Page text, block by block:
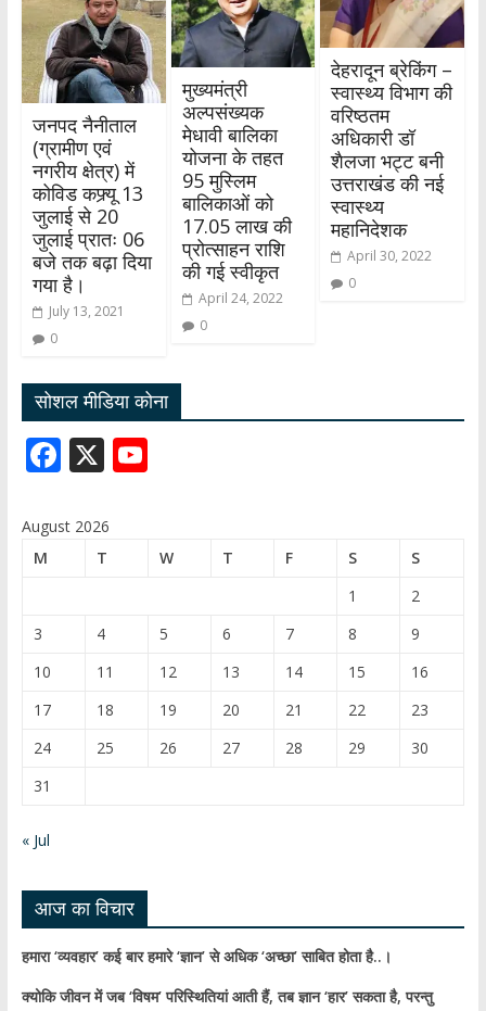
जनपद नैनीताल
(ग्रामीण एवं
नगरीय क्षेत्र) में
कोविड कफ्र्यू 13
जुलाई से 20
जुलाई प्रातः 06
बजे तक बढ़ा दिया
गया है।
July 13, 2021
0
मुख्यमंत्री
अल्पसंख्यक
मेधावी बालिका
योजना के तहत
95 मुस्लिम
बालिकाओं को
17.05 लाख की
प्रोत्साहन राशि
की गई स्वीकृत
April 24, 2022
0
देहरादून ब्रेकिंग –
स्वास्थ्य विभाग की
वरिष्ठतम
अधिकारी डॉ
शैलजा भट्ट बनी
उत्तराखंड की नई
स्वास्थ्य
महानिदेशक
April 30, 2022
0
सोशल मीडिया कोना
F
e
X Y
T
b
e
C
h
a
August 2026
M
T W T F S
S
1
2
3
4 5 6 7 8
9
10
11 12 13 14 15
16
17
18 19 20 21 22
23
24
25 26 27 28 29
30
31
« Jul
आज का विचार
हमारा ‘व्यवहार’ कई बार हमारे ‘ज्ञान’ से अधिक ‘अच्छा’ साबित होता है..।
क्योकि जीवन में जब ‘विषम’ परिस्थितियां आती हैं,तब ज्ञान ‘हार’ सकता है,परन्तु